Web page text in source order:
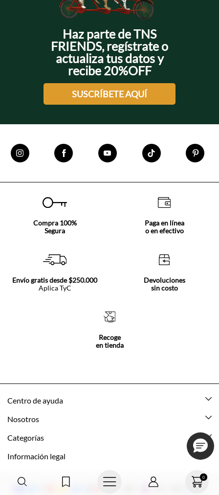
0
Haz parte de TNS
FRIENDS, regístrate o
actualiza tus datos y
recibe 20%OFF
SUSCRÍBETE AQUÍ
Compra 100%
Segura
Paga en línea
o en efectivo
Envío gratis desde $250.000
Aplica TyC
Devoluciones
sin costo
Recoge
en tienda
Centro de ayuda
Mis pedidos
Cómo comprar
Nosotros
Acerca de Tennis
Tns Friends
Categorías
Nuevo
Hombre
Información legal
Política de envio y devolución